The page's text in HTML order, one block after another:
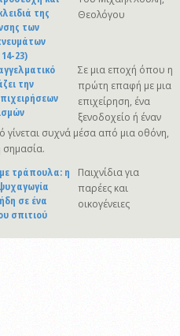
της
των
23)
Θεολόγου
την
Σε μια εποχή όπου η
πρώτη επαφή με μια
επιχείρηση, ένα
ξενοδοχείο ή έναν
γίνεται συχνά μέσα από μια οθόνη,
σημασία.
τράπουλα: η
σε ένα
σπιτιού
Παιχνίδια για
παρέες και
οικογένειες